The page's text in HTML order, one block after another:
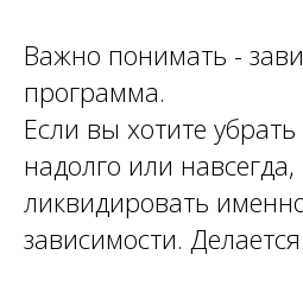
Важно понимать -
программа.
Если вы хотите убрать
надолго или
ликвидировать
зависимости.